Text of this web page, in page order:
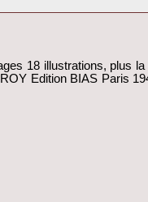
18 illustrations, plus la
Edition BIAS Paris